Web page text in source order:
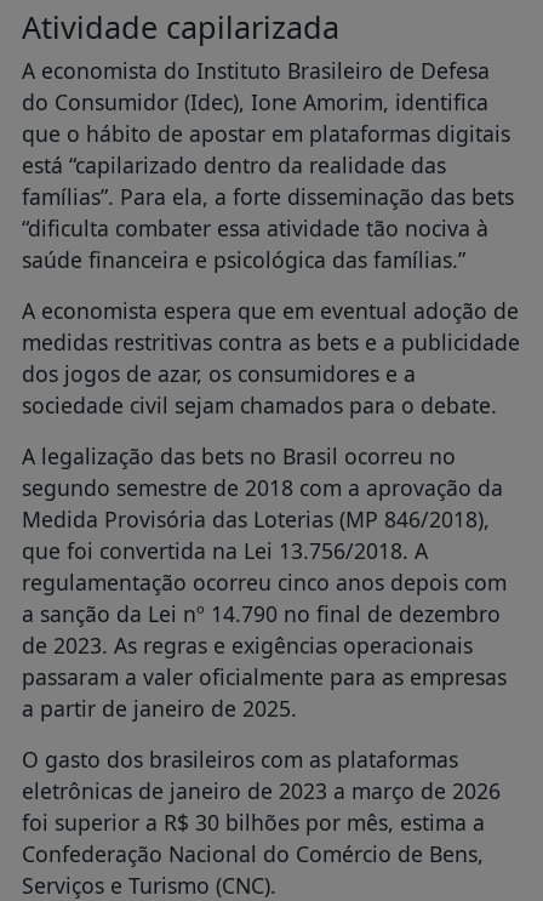
Atividade capilarizada
A economista do Instituto Brasileiro de Defesa
do Consumidor (Idec), Ione Amorim, identifica
que o hábito de apostar em plataformas digitais
está “capilarizado dentro da realidade das
famílias”. Para ela, a forte disseminação das bets
“dificulta combater essa atividade tão nociva à
saúde financeira e psicológica das famílias.”
A economista espera que em eventual adoção de
medidas restritivas contra as bets e a publicidade
dos jogos de azar, os consumidores e a
sociedade civil sejam chamados para o debate.
A legalização das bets no Brasil ocorreu no
segundo semestre de 2018 com a aprovação da
Medida Provisória das Loterias (MP 846/2018),
que foi convertida na Lei 13.756/2018. A
regulamentação ocorreu cinco anos depois com
a sanção da Lei nº 14.790 no final de dezembro
de 2023. As regras e exigências operacionais
passaram a valer oficialmente para as empresas
a partir de janeiro de 2025.
O gasto dos brasileiros com as plataformas
eletrônicas de janeiro de 2023 a março de 2026
foi superior a R$ 30 bilhões por mês, estima a
Confederação Nacional do Comércio de Bens,
Serviços e Turismo (CNC).